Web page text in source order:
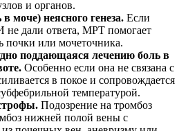
и органов.
моче) неясного генеза. Если
не дали ответа, МРТ помогает
почки или мочеточника.
поддающаяся лечению боль в
Особенно если она не связана с
в покое и сопровождается
температурой.
Подозрение на тромбоз
нижней полой вены с